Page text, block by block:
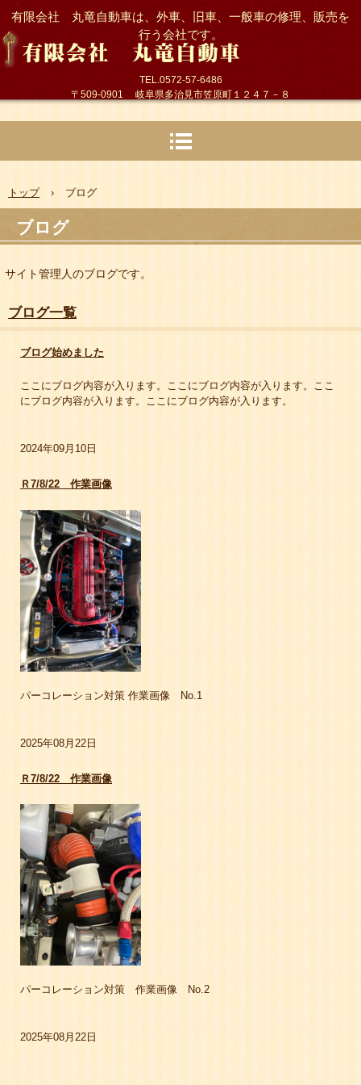
有限会社 丸竜自動車は、外車、旧車、一般車の修理、販売を
行う会社です。
TEL.0572-57-6486
〒509-0901 岐阜県多治見市笠原町１２４７－８
トップ › ブログ
ブログ
サイト管理人のブログです。
ブログ一覧
ブログ始めました
ここにブログ内容が入ります。ここにブログ内容が入ります。ここ
にブログ内容が入ります。ここにブログ内容が入ります。
2024年09月10日
Ｒ7/8/22 作業画像
パーコレーション対策 作業画像 No.1
2025年08月22日
Ｒ7/8/22 作業画像
パーコレーション対策 作業画像 No.2
2025年08月22日